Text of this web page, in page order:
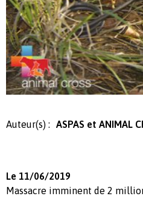
Auteur(s) : ASPAS et ANIMAL
Le 11/06/2019
Massacre imminent de 2